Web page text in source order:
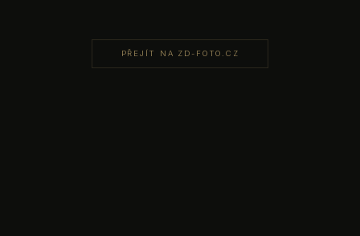
PŘEJÍT NA ZD-FOTO.CZ